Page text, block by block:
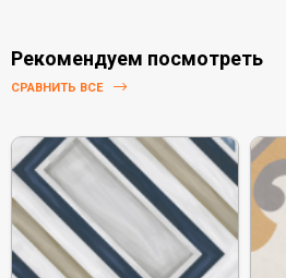
Рекомендуем посмотреть
СРАВНИТЬ ВСЕ